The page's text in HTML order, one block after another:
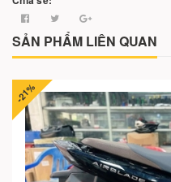
SẢN PHẨM LIÊN QUAN
-21%